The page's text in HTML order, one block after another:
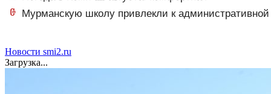
10/08/2026 – Новости
температура, без осадков
Мурманскую школу привлекли к административной
Новости smi2.ru
Загрузка...